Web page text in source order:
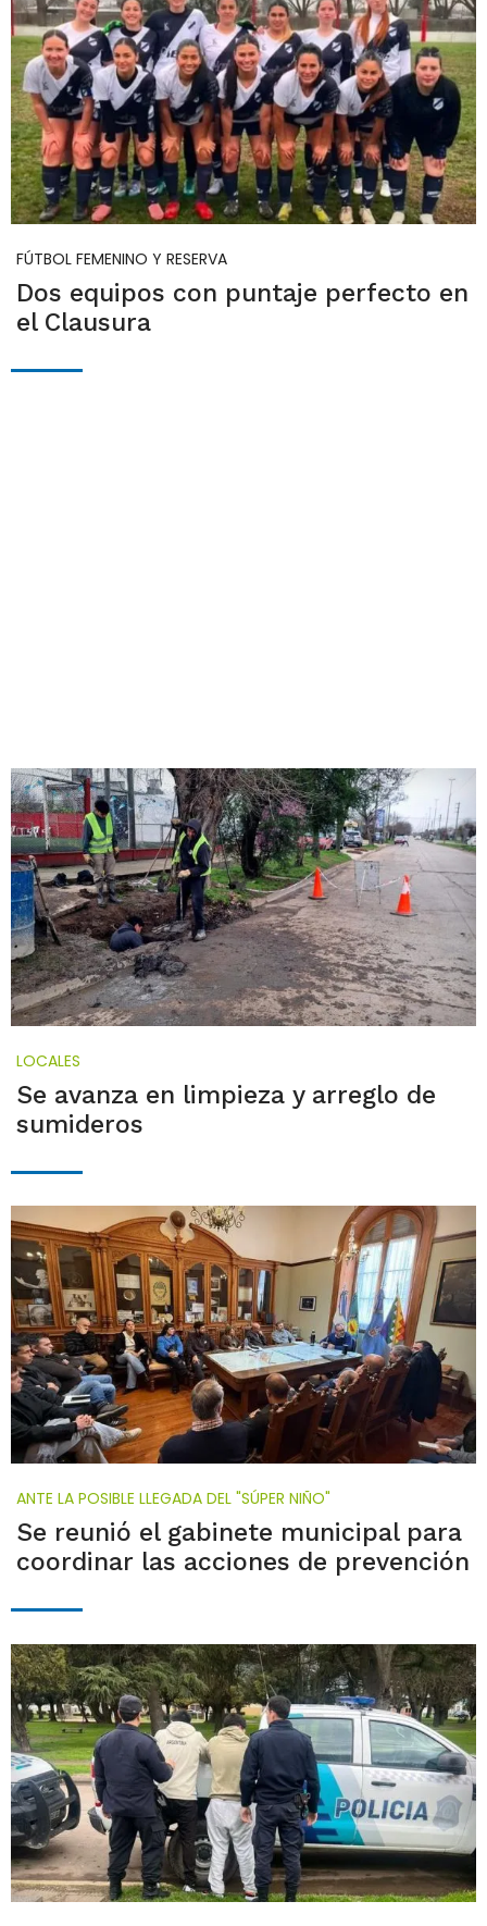
FÚTBOL FEMENINO Y RESERVA
Dos equipos con puntaje perfecto en
el Clausura
LOCALES
Se avanza en limpieza y arreglo de
sumideros
ANTE LA POSIBLE LLEGADA DEL "SÚPER NIÑO"
Se reunió el gabinete municipal para
coordinar las acciones de prevención